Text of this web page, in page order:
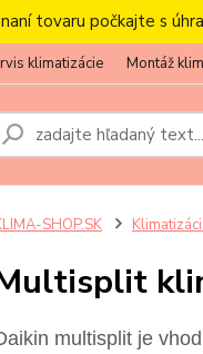
tovaru počkajte s
klimatizácie Montáž
SHOP.SK
multisplit je